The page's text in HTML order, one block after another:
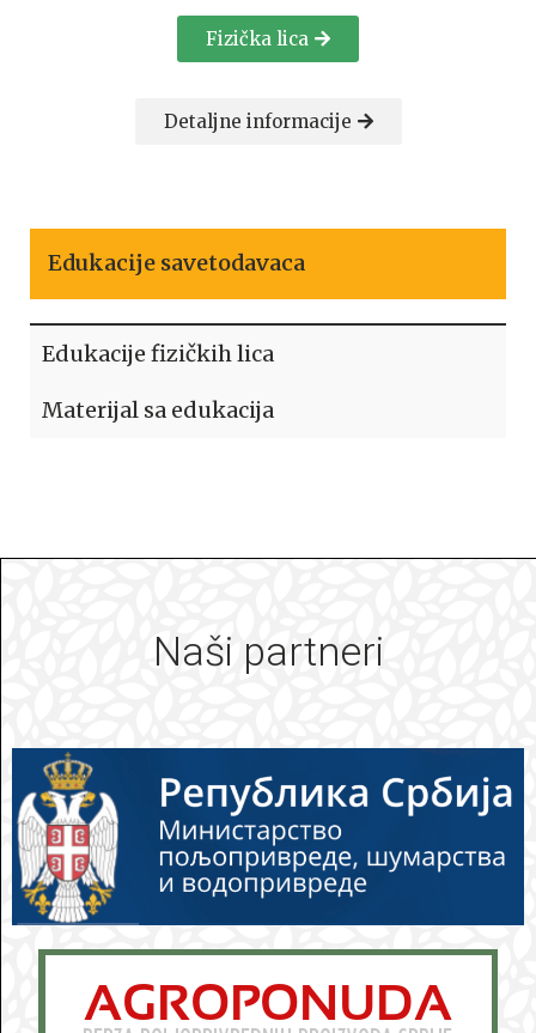
Fizička lica
Detaljne informacije
Edukacije savetodavaca
Edukacije fizičkih lica
Materijal sa edukacija
Naši partneri